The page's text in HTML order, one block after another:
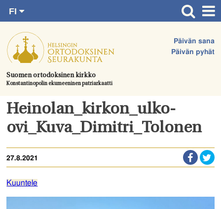
suoraan
sisältöön.
Suomen ortodoksinen kirkko
Konstantinopolin ekumeeninen patriarkaatti
Päivän sana
Päivän pyhät
FI
SV
EN
UA
Etusivu
Ajankohtaista
Juhlat & toimitukset
Kirkot
Apua & tukea
Hautausmaa
Yhteystiedot
Heinolan_kirkon_ulko-
ovi_Kuva_Dimitri_Tolonen
27.8.2021
Kuuntele